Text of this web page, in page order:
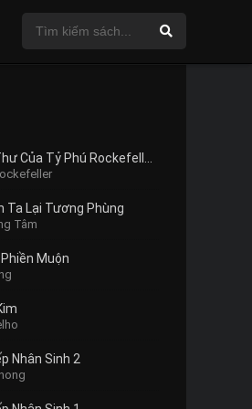
Ta Lại Tương Phùng
Tâm
Muộn
Nhân Sinh 2